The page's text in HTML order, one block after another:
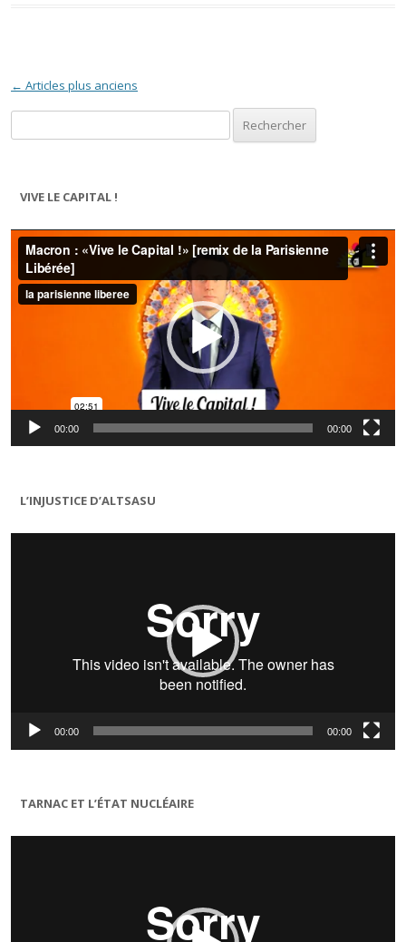
Navigation des articles
← Articles plus anciens
VIVE LE CAPITAL !
Lecteur
vidéo
00:00 00:00
L’INJUSTICE D’ALTSASU
Lecteur
00:00 00:00
TARNAC ET L’ÉTAT NUCLÉAIRE
Lecteur